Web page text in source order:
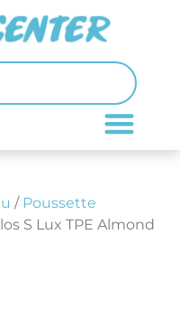
/ Poussette
S Lux TPE Almond